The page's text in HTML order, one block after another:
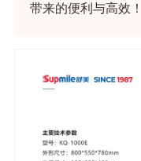
带来的便利与高效！